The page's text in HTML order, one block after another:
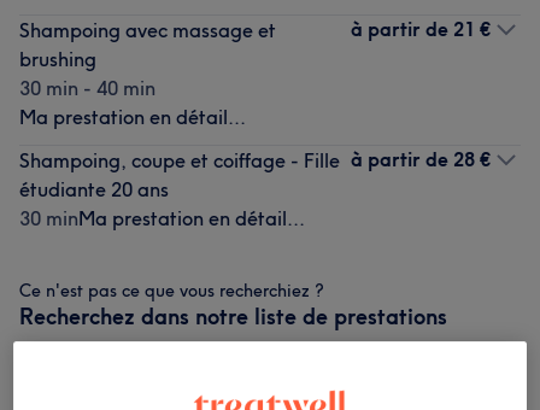
Shampoing avec massage et
brushing
30 min - 40 min
Ma prestation en détail...
à partir de 21 €
Shampoing, coupe et coiffage - Fille
étudiante 20 ans
30 minMa prestation en détail...
à partir de 28 €
Ce n'est pas ce que vous recherchiez ?
Recherchez dans notre liste de prestations
Femme - Coupe De Cheveux Et